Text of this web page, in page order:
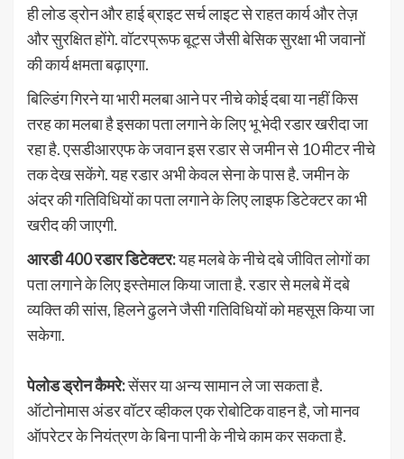
ही लोड ड्रोन और हाई ब्राइट सर्च लाइट से राहत कार्य और तेज़
और सुरक्षित होंगे. वॉटरप्रूफ बूट्स जैसी बेसिक सुरक्षा भी जवानों
की कार्य क्षमता बढ़ाएगा.
बिल्डिंग गिरने या भारी मलबा आने पर नीचे कोई दबा या नहीं किस
तरह का मलबा है इसका पता लगाने के लिए भू भेदी रडार खरीदा जा
रहा है. एसडीआरएफ के जवान इस रडार से जमीन से 10 मीटर नीचे
तक देख सकेंगे. यह रडार अभी केवल सेना के पास है. जमीन के
अंदर की गतिविधियों का पता लगाने के लिए लाइफ डिटेक्टर का भी
खरीद की जाएगी.
आरडी 400 रडार डिटेक्टर:यह मलबे के नीचे दबे जीवित लोगों का
पता लगाने के लिए इस्तेमाल किया जाता है. रडार से मलबे में दबे
व्यक्ति की सांस, हिलने ढुलने जैसी गतिविधियों को महसूस किया जा
सकेगा.
पेलोड ड्रोन कैमरे:सेंसर या अन्य सामान ले जा सकता है.
ऑटोनोमास अंडर वॉटर व्हीकल एक रोबोटिक वाहन है, जो मानव
ऑपरेटर के नियंत्रण के बिना पानी के नीचे काम कर सकता है.